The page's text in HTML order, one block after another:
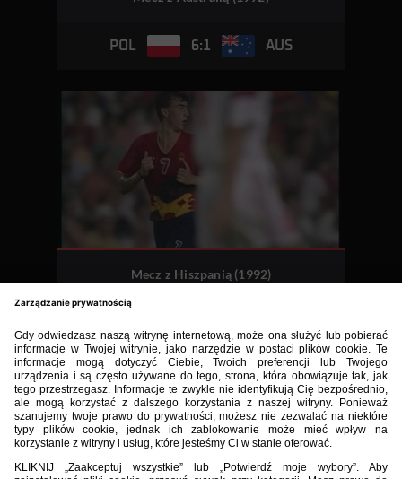
POL 6:1 AUS
Mecz z Hiszpanią (1992)
BIBLIOTEKA PZPN
ŁACZY NAS PIŁKA
ROZGRYWKI